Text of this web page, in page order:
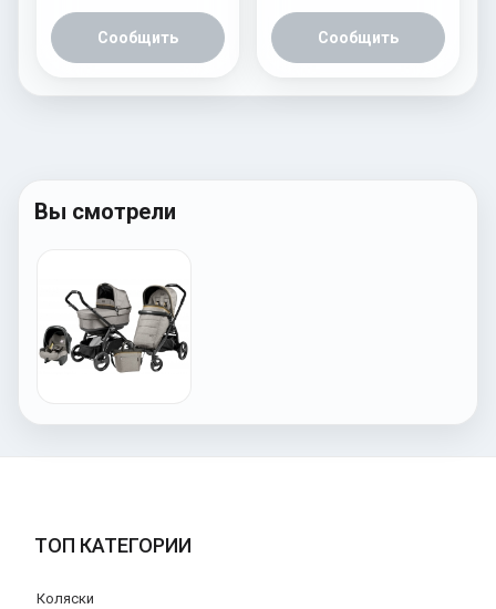
Сообщить Сообщить
Вы смотрели
ТОП КАТЕГОРИИ
Коляски